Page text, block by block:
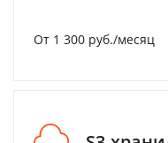
От 1 300 руб./месяц